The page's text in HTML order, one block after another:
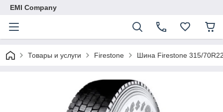
EMI Company
Товары и услуги Firestone Шина Firestone 315/